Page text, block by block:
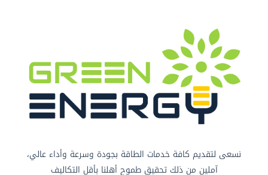
نسعى لتقديم كافة خدمات الطاقة بجودة وسرعة وأداء عالي،
آملين من ذلك تحقيق طموح أهلنا بأقل التكاليف